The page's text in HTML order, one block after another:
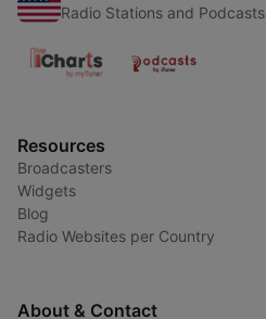
Radio Stations and Podcasts
Resources
Broadcasters
Widgets
Blog
Radio Websites per Country
About & Contact